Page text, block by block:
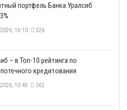
портфель Банка Уралсиб
16:10 326
– в Топ-10 рейтинга по
кредитования
10:45 362